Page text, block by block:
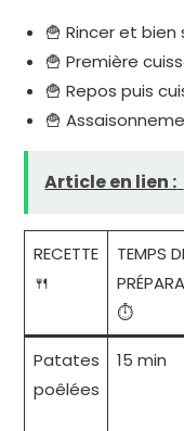
🍟 Rincer et
🍟 Première
🍟 Repos puis
🍟
Article en lien :
RECETTE
🍴
TEMPS
⏱️
Patates
poêlées
15 min